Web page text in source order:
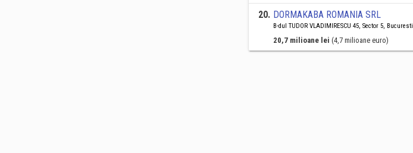
20. DORMAKABA ROMANIA SRL
B-dul TUDOR VLADIMIRESCU 45, Sector 5, Bucuresti
20,7 milioane lei (4,7 milioane euro)